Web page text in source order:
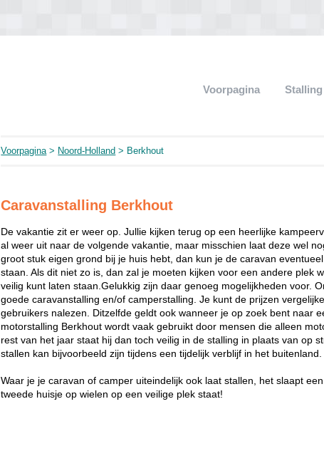
Voorpagina
Voorpagina> Noord-Holland > Berkhout
Caravanstalling Berkhout
De vakantie zit er weer op. Jullie kijken terug op een heerlijke
al weer uit naar de volgende vakantie, maar misschien laat deze wel
groot stuk eigen grond bij je huis hebt, dan kun je de caravan
staan. Als dit niet zo is, dan zal je moeten kijken voor een andere plek
veilig kunt laten staan.Gelukkig zijn daar genoeg mogelijkheden voor.
goede caravanstalling en/of camperstalling. Je kunt de prijzen
gebruikers nalezen. Ditzelfde geldt ook wanneer je op zoek bent naar
motorstalling Berkhout wordt vaak gebruikt door mensen die alleen
rest van het jaar staat hij dan toch veilig in de stalling in plaats van op
stallen kan bijvoorbeeld zijn tijdens een tijdelijk verblijf in het buitenland.
Waar je je caravan of camper uiteindelijk ook laat stallen, het slaapt
tweede huisje op wielen op een veilige plek staat!